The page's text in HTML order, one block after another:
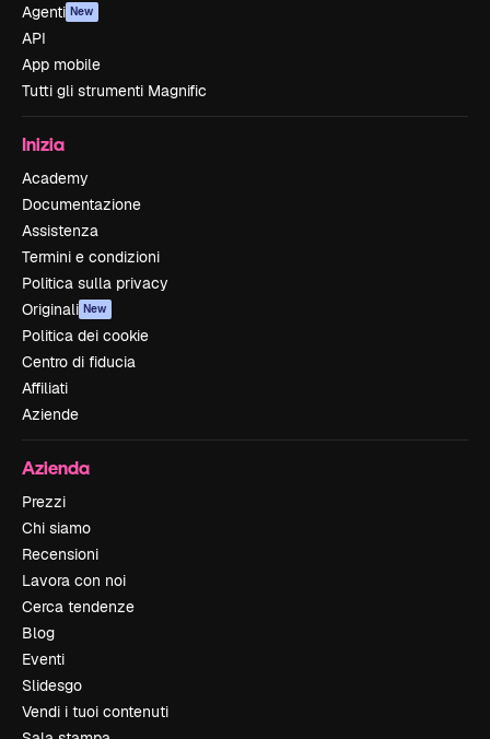
Agenti New
API
App mobile
Tutti gli strumenti Magnific
Inizia
Academy
Documentazione
Assistenza
Termini e condizioni
Politica sulla privacy
Originali New
Politica dei cookie
Centro di fiducia
Affiliati
Aziende
Azienda
Prezzi
Chi siamo
Recensioni
Lavora con noi
Cerca tendenze
Blog
Eventi
Slidesgo
Vendi i tuoi contenuti